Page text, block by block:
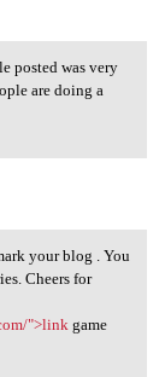
posted was very
are doing a
your blog . You
Cheers for
">link game